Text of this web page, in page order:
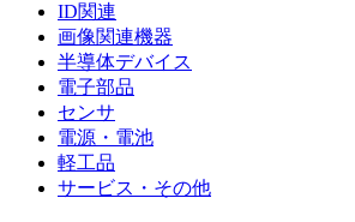
ID関連
画像関連機器
半導体デバイス
電子部品
センサ
電源・電池
軽工品
サービス・その他